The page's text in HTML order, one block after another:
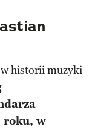
historii muzyki
roku, w